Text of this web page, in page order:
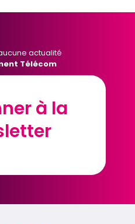
actualité
Télécom
à la
à la